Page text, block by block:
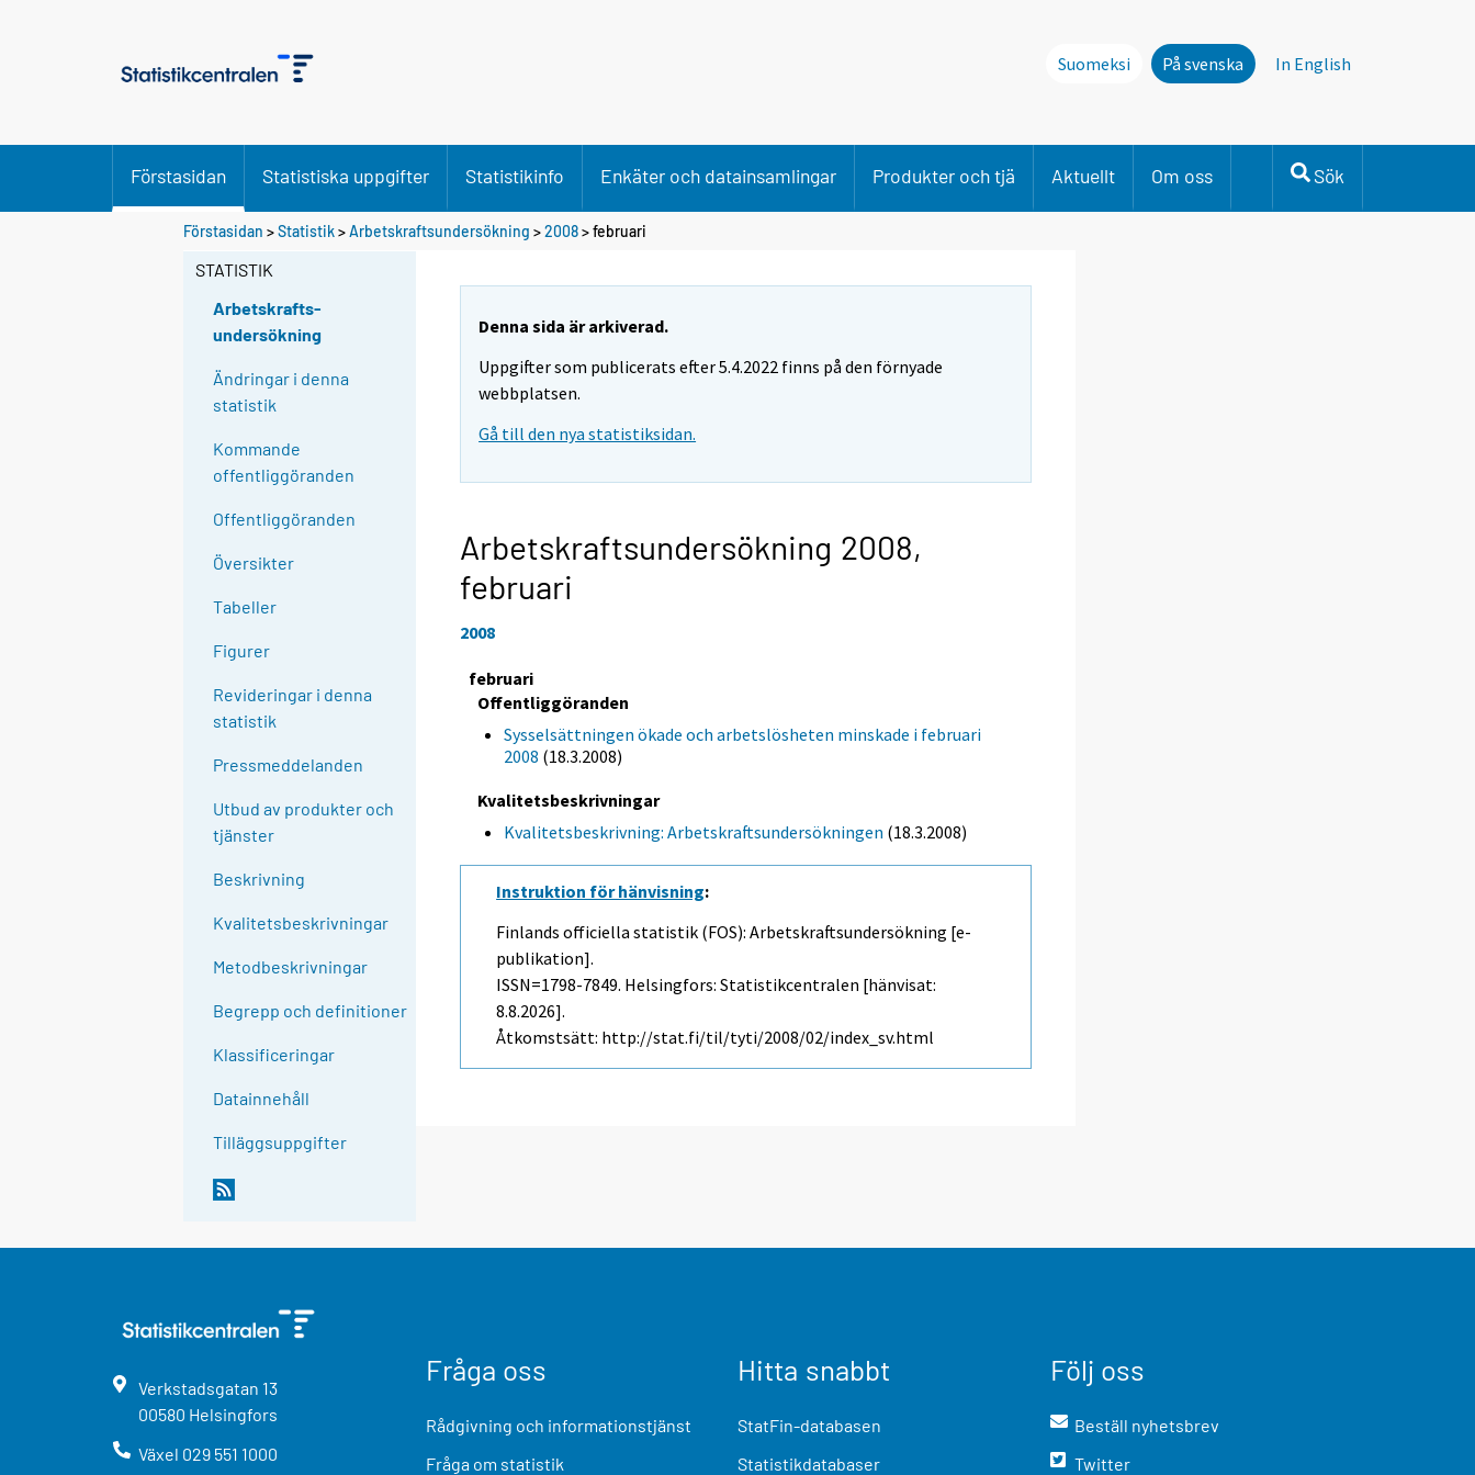
Suomeksi På svenska In English
Förstasidan Statistiska uppgifter Statistikinfo Enkäter och datainsamlingar Produkter och tjä Aktuellt Om oss Sök
Förstasidan >Statistik>Arbetskraftsundersökning >2008>februari
STATISTIK
Arbetskrafts-
undersökning
Ändringar i denna
statistik
Kommande
offentliggöranden
Offentliggöranden
Översikter
Tabeller
Figurer
Revideringar i denna
statistik
Pressmeddelanden
Utbud av produkter och
tjänster
Beskrivning
Kvalitetsbeskrivningar
Metodbeskrivningar
Begrepp och definitioner
Klassificeringar
Datainnehåll
Tilläggsuppgifter
Denna sida är arkiverad.
Uppgifter som publicerats efter 5.4.2022 finns på den förnyade
webbplatsen.
Gå till den nya statistiksidan.
Arbetskraftsundersökning 2008,
februari
2008
februari
Offentliggöranden
Sysselsättningen ökade och arbetslösheten minskade i februari
2008 (18.3.2008)
Kvalitetsbeskrivningar
Kvalitetsbeskrivning: Arbetskraftsundersökningen (18.3.2008)
Instruktion för hänvisning:
Finlands officiella statistik (FOS): Arbetskraftsundersökning [e-
publikation].
ISSN=1798-7849. Helsingfors: Statistikcentralen [hänvisat:
8.8.2026].
Åtkomstsätt: http://stat.fi/til/tyti/2008/02/index_sv.html
Verkstadsgatan 13
00580 Helsingfors
Växel 029 551 1000
Fråga oss
Rådgivning och informationstjänst
Fråga om statistik
Hitta snabbt
StatFin-databasen
Statistikdatabaser
Följ oss
Beställ nyhetsbrev
Twitter